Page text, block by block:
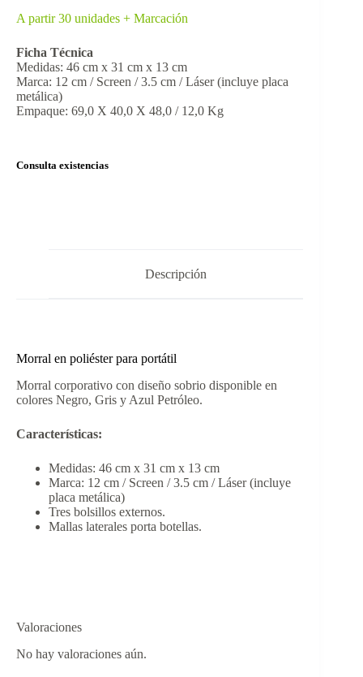
A partir 30 unidades + Marcación
Ficha Técnica
Medidas: 46 cm x 31 cm x 13 cm
Marca: 12 cm / Screen / 3.5 cm / Láser (incluye placa
metálica)
Empaque: 69,0 X 40,0 X 48,0 / 12,0 Kg
Consulta existencias
Descripción
Morral en poliéster para portátil
Morral corporativo con diseño sobrio disponible en
colores Negro, Gris y Azul Petróleo.
Características:
Medidas: 46 cm x 31 cm x 13 cm
Marca: 12 cm / Screen / 3.5 cm / Láser (incluye
placa metálica)
Tres bolsillos externos.
Mallas laterales porta botellas.
Valoraciones
No hay valoraciones aún.